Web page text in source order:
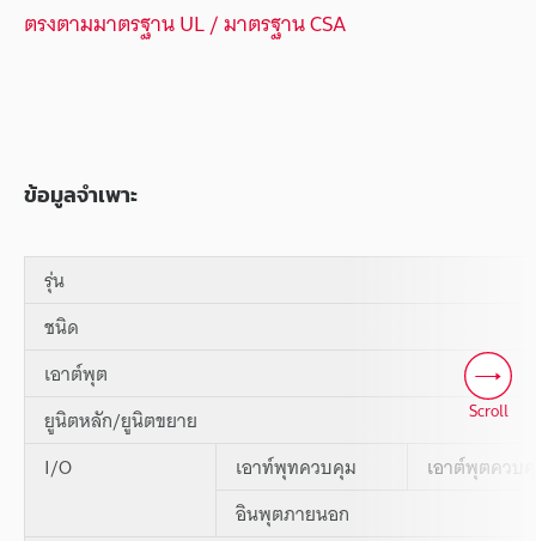
ตรงตามมาตรฐาน UL / มาตรฐาน CSA
ข้อมูลจำเพาะ
รุ่น
ชนิด
เอาต์พุต
ยูนิตหลัก/ยูนิตขยาย
I/O
เอาท์พุทควบคุม
เอาต์พุตควบ
อินพุตภายนอก
Scroll